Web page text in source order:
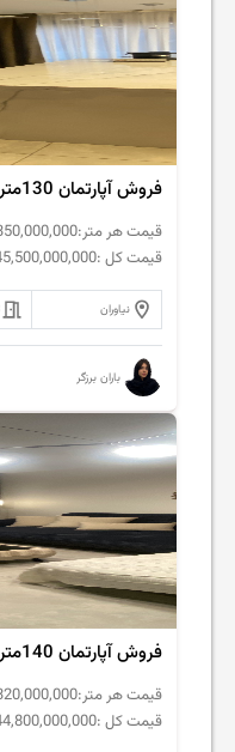
فروش آپارتمان 130متر نیاوران مدرن
قیمت هر متر:
قیمت کل :
نیاوران
باران برزگر
فروش آپارتمان 140متر نیاوران مشاعات کامل
قیمت هر متر:
قیمت کل :